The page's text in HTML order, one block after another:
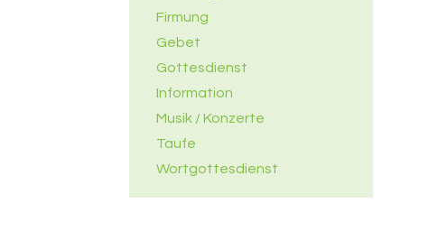
Firmung
Gebet
Gottesdienst
Information
Musik / Konzerte
Taufe
Wortgottesdienst